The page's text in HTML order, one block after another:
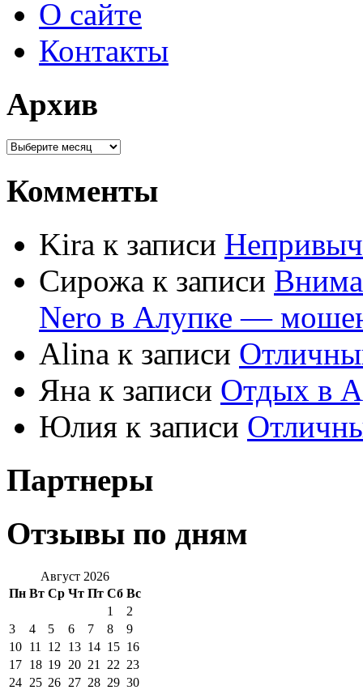
О сайте
Контакты
Архив
Комменты
Kira к записи
Сирожа к записи
Nero в Алупке —
Alina к записи
Яна к записи Отдых в
Юлия к записи
Партнеры
Отзывы по дням
Август 2026
Пн Вт Ср Чт Пт Сб Вс
1
2
3
4 5 6 7 8
9
10 11 12 13 14 15 16
17 18 19 20 21 22 23
24 25 26 27 28 29 30